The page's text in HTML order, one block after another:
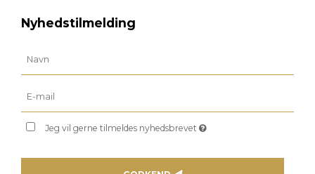
Nyhedstilmelding
Jeg vil gerne tilmeldes nyhedsbrevet